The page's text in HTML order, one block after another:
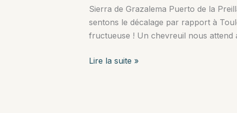
Sierra de Grazalema Puerto de la
sentons le décalage par rapport à
fructueuse ! Un chevreuil nous attend
Sierra
Lire la suite »